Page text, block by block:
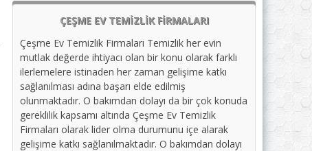
ÇEŞME EV TEMIZLIK FIRMALARI
Çeşme Ev Temizlik Firmaları Temizlik her evin
mutlak değerde ihtiyacı olan bir konu olarak farklı
ilerlemelere istinaden her zaman gelişime katkı
sağlanılması adına başarı elde edilmiş
olunmaktadır. O bakımdan dolayı da bir çok konuda
gereklilik kapsamı altında Çeşme Ev Temizlik
Firmaları olarak lider olma durumunu içe alarak
gelişime katkı sağlanılmaktadır. O bakımdan dolayı